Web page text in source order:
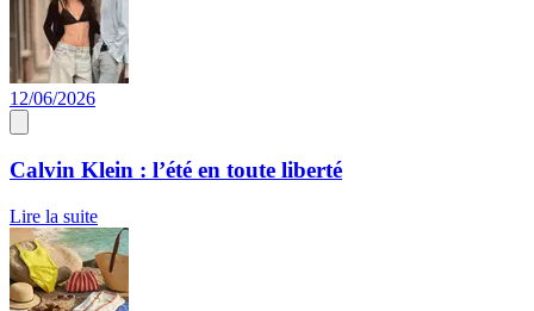
12/06/2026
Calvin Klein : l’été en toute liberté
Lire la suite